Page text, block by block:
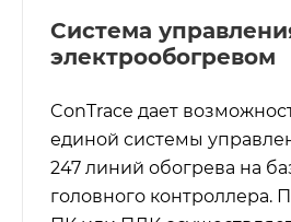
Система
электрообогревом
ConTrace дает
единой системы
247 линий обогрева на
головного